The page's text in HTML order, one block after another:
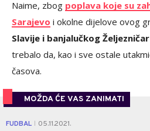
Naime, zbog poplava koje su
Sarajevo i okolne dijelove ovog
Slavije i banjalučkog
trebalo da, kao i sve ostale
časova.
MOŽDA ĆE VAS ZANIMATI
FUDBAL 05.11.2021.